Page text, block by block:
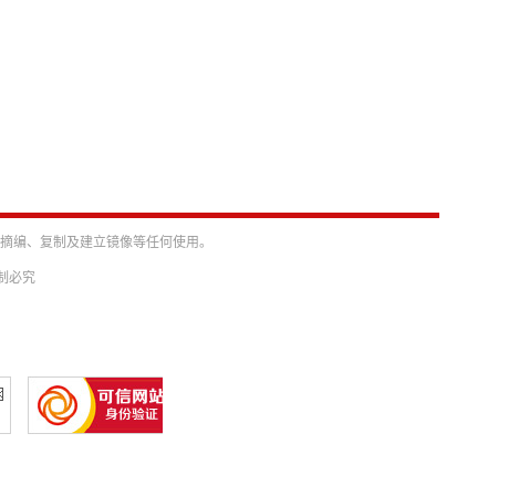
、复制及建立镜像等任何使用。
必究